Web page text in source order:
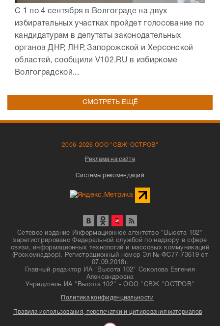
С 1 по 4 сентября в Волгограде на двух
избирательных участках пройдет голосование по
кандидатурам в депутаты законодательных
органов ДНР, ЛНР, Запорожской и Херсонской
областей, сообщили V102.RU в избиркоме
Волгоградской...
СМОТРЕТЬ ЕЩЁ
2006-2026 ООО "СВЖ"ОСТРОВ"
Реклама на сайте
Системы рекомендаций
Сетевое издание Информационное агентство "Высота 102"
зарегистрировано Федеральной службой по надзору в сфере
связи, информационных технологий и массовых коммуникаций
(Роскомнадзор). Регистрационный номер Эл № ФС77-73619 от
07.09.2018г.
Главный редактор ИА "Высота 102" Соколова Евгения
Александровна
Учредитель ИА "Высота 102" - ООО "СВЖ "ОСТРОВ"
Политика конфиденциальности
Правила использования, перепечатки и цитирования материалов